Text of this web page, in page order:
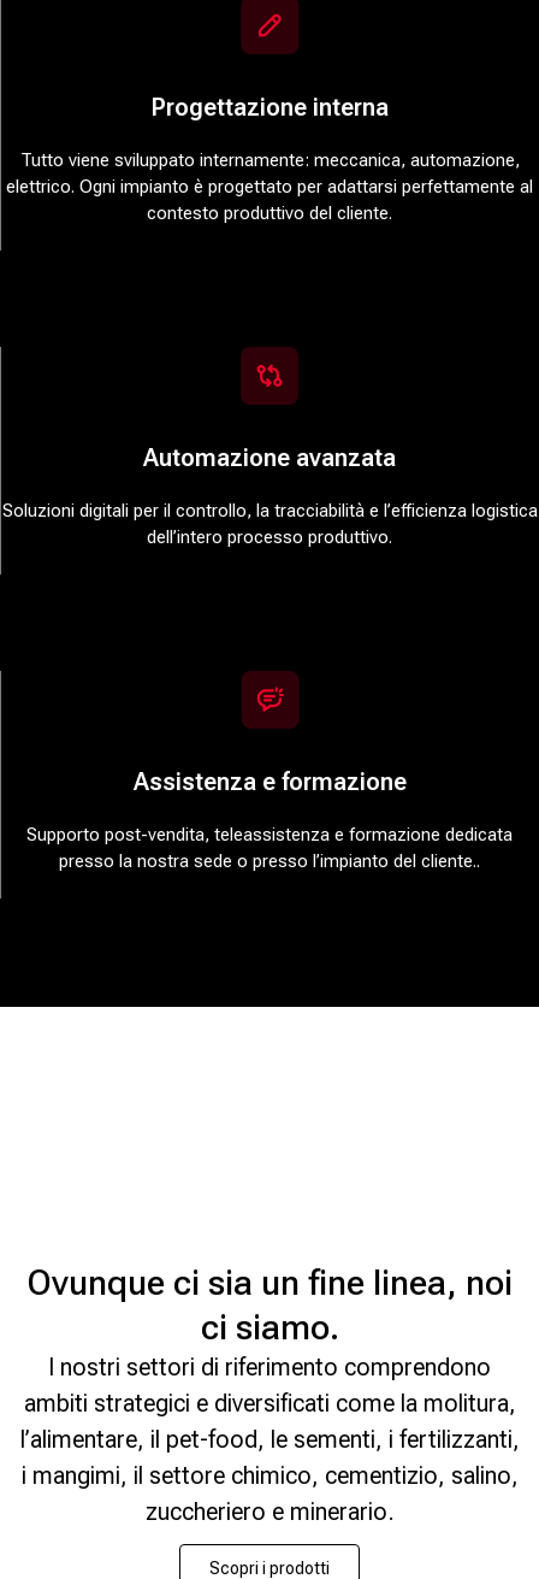
Progettazione interna
Tutto viene sviluppato internamente: meccanica, automazione,
elettrico. Ogni impianto è progettato per adattarsi perfettamente al
contesto produttivo del cliente.
Automazione avanzata
Soluzioni digitali per il controllo, la tracciabilità e l’efficienza logistica
dell’intero processo produttivo.
Assistenza e formazione
Supporto post-vendita, teleassistenza e formazione dedicata
presso la nostra sede o presso l’impianto del cliente..
Ovunque ci sia un fine linea, noi
ci siamo.
I nostri settori di riferimento comprendono
ambiti strategici e diversificati come la molitura,
l’alimentare, il pet-food, le sementi, i fertilizzanti,
i mangimi, il settore chimico, cementizio, salino,
zuccheriero e minerario.
Scopri i prodotti